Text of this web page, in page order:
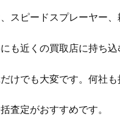
スピードスプレーヤー
も近くの買取店に持ち
けでも大変です。何社
査定がおすすめです。